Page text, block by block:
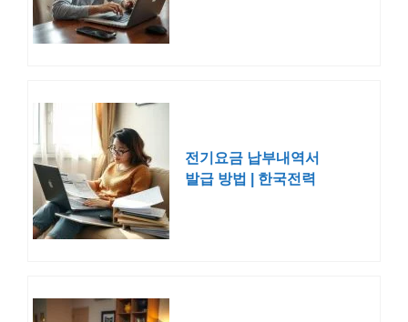
전기요금 납부내역서
발급 방법 | 한국전력